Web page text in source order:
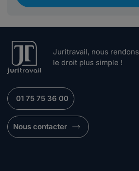
Juritravail, nous rendons
le droit plus simple !
01 75 75 36 00
Nous contacter